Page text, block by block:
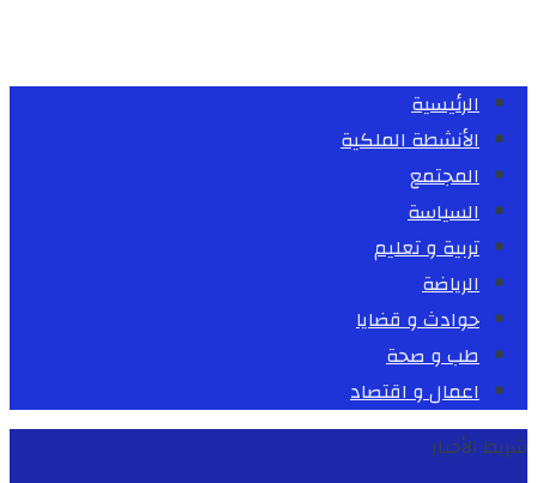
الرئيسية
الأنشطة الملكية
المجتمع
السياسة
تربية و تعليم
الرياضة
حوادث و قضايا
طب و صحة
اعمال و اقتصاد
شريط الأخبار